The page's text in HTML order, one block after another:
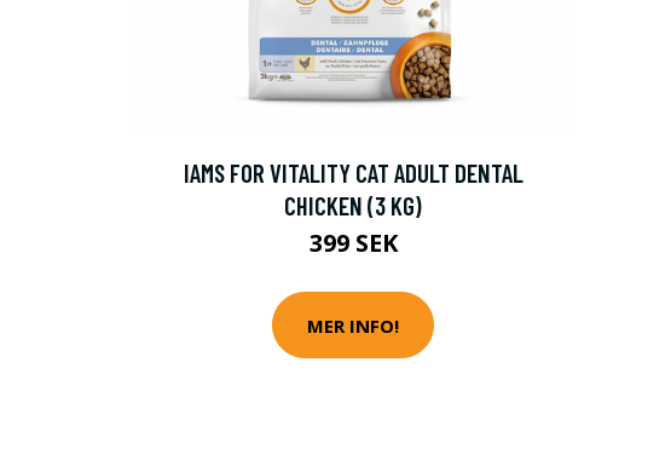
IAMS FOR VITALITY CAT ADULT DENTAL
CHICKEN (3 KG)
399 SEK
MER INFO!